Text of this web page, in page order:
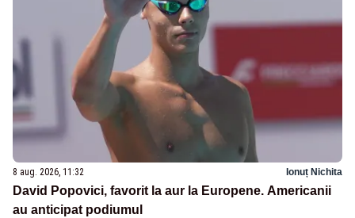
8 aug. 2026, 11:32 Ionuț Nichita
David Popovici, favorit la aur la Europene. Americanii
au anticipat podiumul